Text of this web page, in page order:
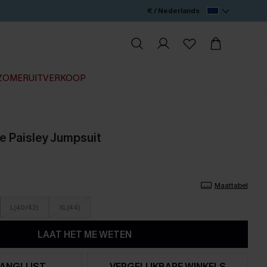
€ / Nederlands
Paisley Jumpsuit
Maattabel
L(40/42) XL(44)
LAAT HET ME WETEN